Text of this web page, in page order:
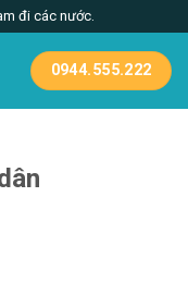
đi các nước.
0944.555.222